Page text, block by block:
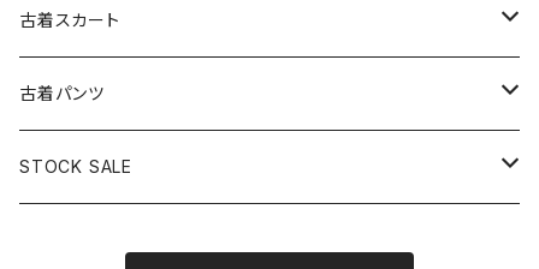
古着ベアトップワンピース
古着オールインワン
古着オーバーオール
古着パーカー
古着長袖プルオーバー
古着半袖プルオーバー
古着Ｔシャツ
古着長袖Ｔシャツ
古着半袖Ｔシャツ
古着ベスト
古着キャミソール
古着カーディガン
古着半袖ニット
古着ニットアウター
古着ライトジャケット
古着ライトコート
古着ヘビージャケット
古着スカート
古着ロング丈スカート (丈76cm-)
古着膝丈スカート (丈56-75cm)
古着パンツ
古着ロング丈パンツ
STOCK SALE